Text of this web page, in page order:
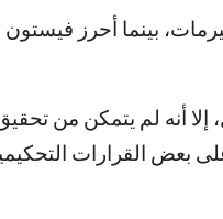
بينما أحرز فيستون
إلا أنه لم يتمكن من
بعض القرارات